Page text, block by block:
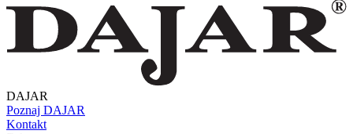
DAJAR
Poznaj DAJAR
Kontakt